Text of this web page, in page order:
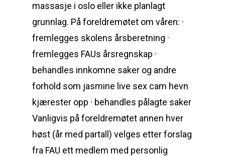
massasje i oslo eller ikke planlagt
grunnlag. På foreldremøtet om våren: ·
fremlegges skolens årsberetning ·
fremlegges FAUs årsregnskap ·
behandles innkomne saker og andre
forhold som jasmine live sex cam hevn
kjærester opp · behandles pålagte saker
Vanligvis på foreldremøtet annen hver
høst (år med partall) velges etter forslag
fra FAU ett medlem med personlig